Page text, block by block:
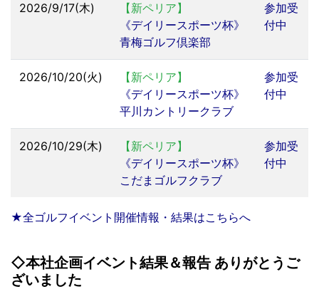
2026/9/17(木)
【新ペリア】
《デイリースポーツ杯》
青梅ゴルフ倶楽部
参加受
付中
2026/10/20(火)
【新ペリア】
《デイリースポーツ杯》
平川カントリークラブ
参加受
付中
2026/10/29(木)
【新ペリア】
《デイリースポーツ杯》
こだまゴルフクラブ
参加受
付中
★全ゴルフイベント開催情報・結果はこちらへ
◇本社企画イベント結果＆報告 ありがとうご
ざいました